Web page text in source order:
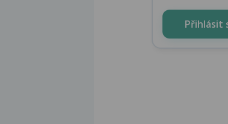
Přihlásit